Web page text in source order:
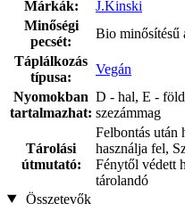
Márkák:
J.Kinski
Minőségi
pecsét:
Bio minősítésű
Táplálkozás
típusa:
Vegán
Nyomokban
tartalmazhat:
D - hal, E -
szezámmag
Tárolási
útmutató:
Felbontás után
használja fel,
Fénytől védett
tárolandó
Összetevők